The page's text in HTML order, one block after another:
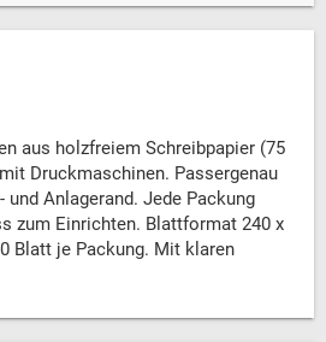
aus holzfreiem Schreibpapier (75
Druckmaschinen. Passergenau
Anlagerand. Jede Packung
zum Einrichten. Blattformat 240 x
Blatt je Packung. Mit klaren